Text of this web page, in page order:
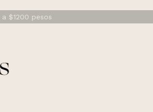
$1200 pesos